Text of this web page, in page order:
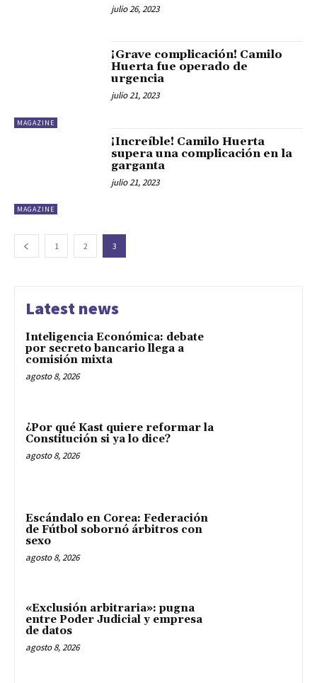
julio 26, 2023
MAGAZINE
¡Grave complicación! Camilo
Huerta fue operado de
urgencia
julio 21, 2023
MAGAZINE
¡Increíble! Camilo Huerta
supera una complicación en la
garganta
julio 21, 2023
1 2 3
Latest news
Inteligencia Económica: debate
por secreto bancario llega a
comisión mixta
agosto 8, 2026
¿Por qué Kast quiere reformar la
Constitución si ya lo dice?
agosto 8, 2026
Escándalo en Corea: Federación
de Fútbol sobornó árbitros con
sexo
agosto 8, 2026
«Exclusión arbitraria»: pugna
entre Poder Judicial y empresa
de datos
agosto 8, 2026